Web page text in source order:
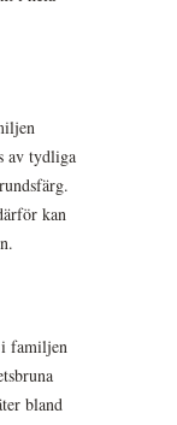
av tydliga
kan
familjen
bland